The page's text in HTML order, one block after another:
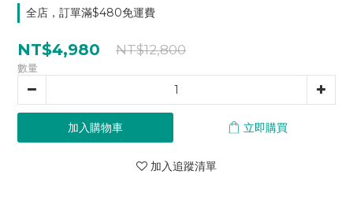
全店，訂單滿$480免運費
NT$4,980 NT$12,800
數量
加入購物車 立即購買
加入追蹤清單